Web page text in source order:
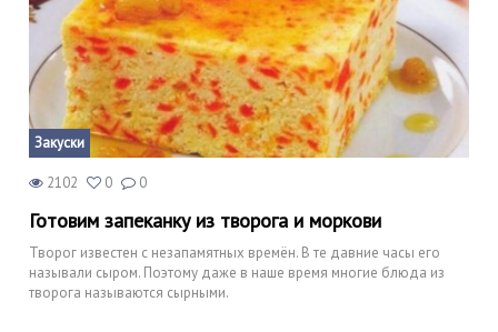
Закуски
2102 0 0
Готовим запеканку из творога и моркови
Творог известен с незапамятных времён. В те давние часы его
называли сыром. Поэтому даже в наше время многие блюда из
творога называются сырными.